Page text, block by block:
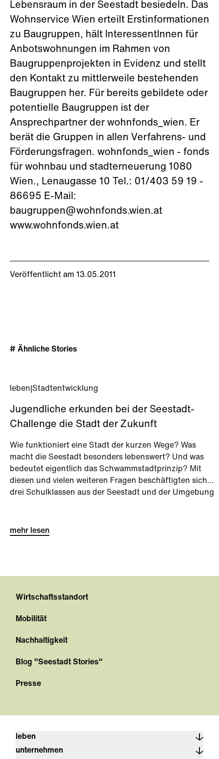
Veröffentlicht am 13.05.2011
Lebensraum in der Seestadt besiedeln. Das
Wohnservice Wien erteilt Erstinformationen
zu Baugruppen, häIt InteressentInnen für
Anbotswohnungen im Rahmen von
Baugruppenprojekten in Evidenz und stellt
den Kontakt zu mittlerweile bestehenden
Baugruppen her. Für bereits gebildete oder
potentielle Baugruppen ist der
Ansprechpartner der wohnfonds_wien. Er
berät die Gruppen in allen Verfahrens- und
Förderungsfragen. wohnfonds_wien - fonds
für wohnbau und stadterneuerung 1080
Wien., Lenaugasse 10 Tel.: 01/403 59 19 -
86695 E-Mail:
baugruppen@wohnfonds.wien.at
www.wohnfonds.wien.at
# Ähnliche Stories
leben Stadtentwicklung
Jugendliche erkunden bei der Seestadt-
Challenge die Stadt der Zukunft
Wie funktioniert eine Stadt der kurzen Wege? Was
macht die Seestadt besonders lebenswert? Und was
bedeutet eigentlich das Schwammstadtprinzip? Mit
diesen und vielen weiteren Fragen beschäftigten sich
drei Schulklassen aus der Seestadt und der Umgebung
mehr lesen
Wirtschaftsstandort
Mobilität
Nachhaltigkeit
Blog "Seestadt Stories"
Presse
leben
unternehmen